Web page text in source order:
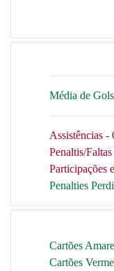
Média de
Assistências -
Penaltis/
Participações
Penalties
Cartões
Cartões